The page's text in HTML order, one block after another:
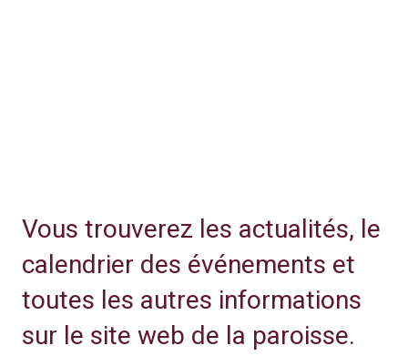
Vous trouverez les actualités, le
calendrier des événements et
toutes les autres informations
sur le site web de la paroisse.